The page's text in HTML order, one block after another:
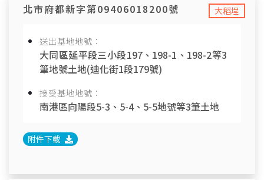
大稻埕
北市府都新字第09406018200號
送出基地地號：
大同區延平段三小段197、198-1、198-2等3
筆地號土地(迪化街1段179號)
接受基地地號：
南港區向陽段5-3、5-4、5-5地號等3筆土地
附件下載